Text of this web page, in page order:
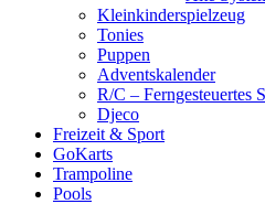
Kleinkinderspielzeug
Tonies
Puppen
Adventskalender
R/C – Ferngesteuertes
Djeco
Freizeit & Sport
GoKarts
Trampoline
Pools